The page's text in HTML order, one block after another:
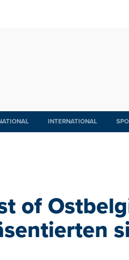
INTERNATIONAL
of